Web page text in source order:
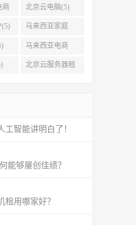
商 北京云电脑(5)
马来西亚家庭
IP(5)
马来西亚电商
IP(5)
北京云服务器租
智能讲明白了！
能够屡创佳绩？
租用哪家好？